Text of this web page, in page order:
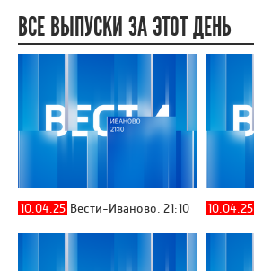
ВСЕ ВЫПУСКИ ЗА ЭТОТ ДЕНЬ
10.04.25 Вести-Иваново. 21:10 10.04.25